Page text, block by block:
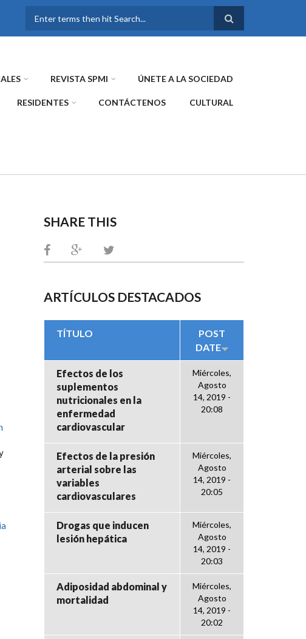
FORMULARIO DE
REVISTA SPMI ÚNETE A LA SOCIEDAD
RESIDENTES CONTÁCTENOS CULTURAL
SHARE THIS
ARTÍCULOS DESTACADOS
TÍTULO
POST
DATE
Efectos de los
suplementos
nutricionales en la
enfermedad
cardiovascular
Miércoles,
Agosto
14, 2019 -
20:08
Efectos de la presión
arterial sobre las
variables
cardiovasculares
Miércoles,
Agosto
14, 2019 -
20:05
Drogas que inducen
lesión hepática
Miércoles,
Agosto
14, 2019 -
20:03
Adiposidad abdominal y
mortalidad
Miércoles,
Agosto
14, 2019 -
20:02